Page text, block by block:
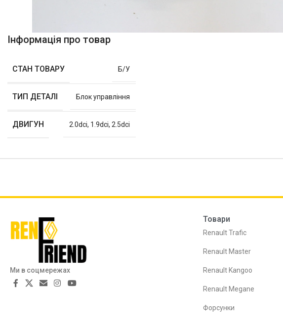
Інформація про товар
СТАН ТОВАРУ Б/У
ТИП ДЕТАЛІ Блок управління
ДВИГУН 2.0dci, 1.9dci, 2.5dci
Ми в соцмережах
Товари
Renault Trafic
Renault Master
Renault Kangoo
Renault Megane
Форсунки